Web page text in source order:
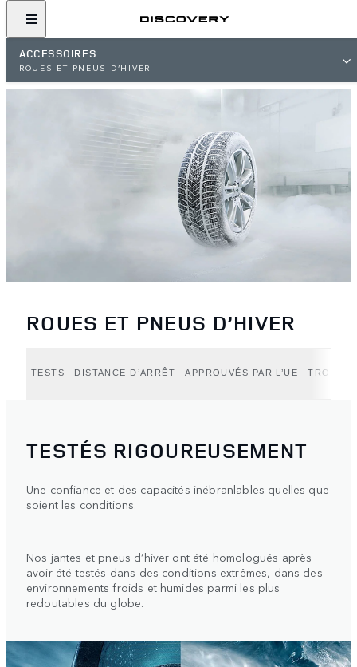
ACCESSOIRES
ROUES ET PNEUS D’HIVER
ROUES ET PNEUS D’HIVER
TESTS DISTANCE D’ARRÊT APPROUVÉS PAR L’UE
TESTÉS RIGOUREUSEMENT
Une confiance et des capacités inébranlables quelles que
soient les conditions.
Nos jantes et pneus d’hiver ont été homologués après
avoir été testés dans des conditions extrêmes, dans des
environnements froids et humides parmi les plus
redoutables du globe.